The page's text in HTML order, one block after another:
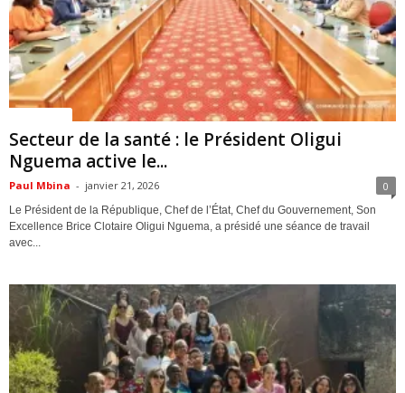
Secteur de la santé : le Président Oligui
Nguema active le...
Paul Mbina - janvier 21, 2026 0
Le Président de la République, Chef de l’État, Chef du Gouvernement, Son
Excellence Brice Clotaire Oligui Nguema, a présidé une séance de travail
avec...